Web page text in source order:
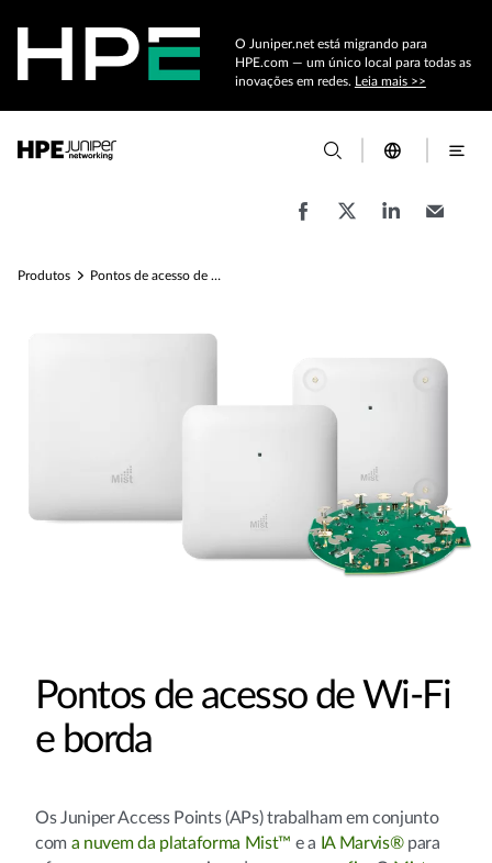
O Juniper.net está migrando para
HPE.com — um único local para todas as
inovações em redes. Leia mais >>
Produtos Pontos de acesso de Wi-Fi e borda
Pontos de acesso de Wi-Fi
e borda
Os Juniper Access Points (APs) trabalham em conjunto
com a nuvem da plataforma Mist™ e a IA Marvis®para